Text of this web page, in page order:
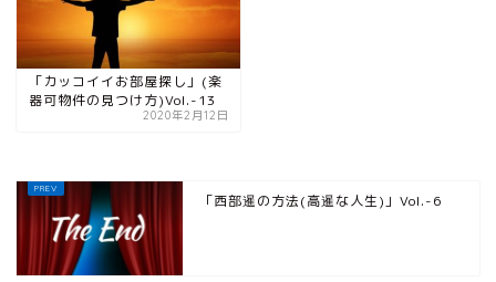
「カッコイイお部屋探し」(楽
器可物件の見つけ方)Vol.-13
2020年2月12日
「西部暹の方法(高暹な人生)」Vol.-6